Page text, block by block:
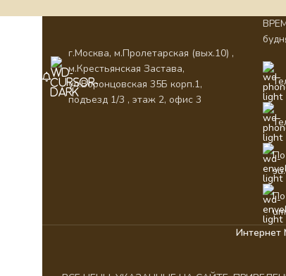
г.Москва, м.Пролетарская (вых.10) ,
м.Крестьянская Застава,
ул.Воронцовская 35Б корп.1,
подъезд 1/3 , этаж 2, офис 3
По
По
Интернет